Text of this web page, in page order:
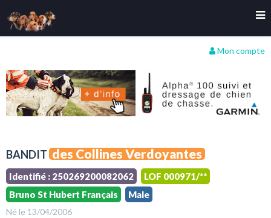
Mon compte
BANDIT des Collines Verdoyantes
Identifié : 250269200082062
LOF 000971/**
Bruno St Hubert Français
Male
Né le 13/04/2006